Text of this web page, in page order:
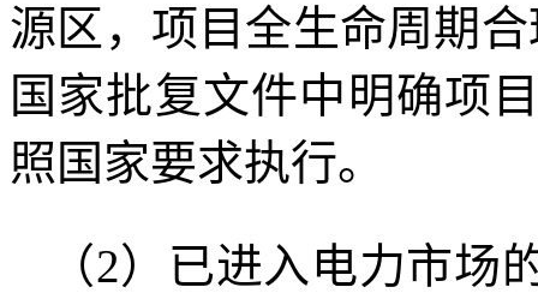
源区，项目全生命周期
国家批复文件中明确项
照国家要求执行。
（2）已进入电力市场